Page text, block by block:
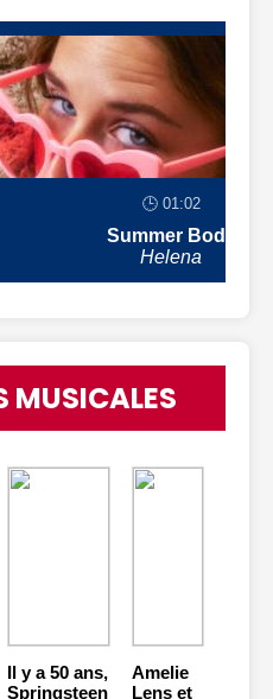
🕒 01:02
Summer Body
Helena
MUSICALES
Il y a 50 ans,
Springsteen
Amelie
Lens et